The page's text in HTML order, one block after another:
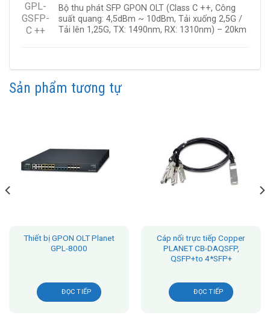
GPL-
GSFP-
C ++
Bộ thu phát SFP GPON OLT (Class C ++, Công
suất quang: 4,5dBm ~ 10dBm, Tải xuống 2,5G /
Tải lên 1,25G, TX: 1490nm, RX: 1310nm) – 20km
Sản phẩm tương tự
Thiết bị GPON OLT Planet
GPL-8000
ĐỌC TIẾP
Cáp nối trực tiếp Copper
PLANET CB-DAQSFP,
QSFP+to 4*SFP+
ĐỌC TIẾP